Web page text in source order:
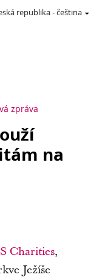
republika-čeština
zpráva
na
Charities,
Ježíše